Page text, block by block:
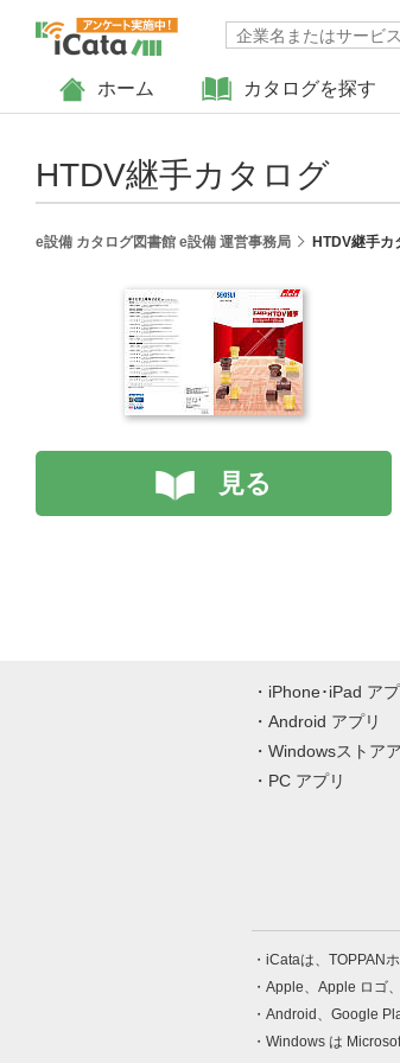
ホーム カタログを探す
HTDV継手カタログ
e設備 カタログ図書館 e設備 運営事務局 HTDV継手カ
見る
iPhone･iPad ア
Android アプリ
Windowsストア
PC アプリ
iCataは、TOPPAN
Apple、Apple ロゴ
Android、Google
Windows は